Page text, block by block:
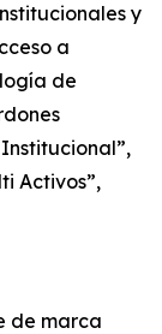
y
a
de
Activos”,
de marca